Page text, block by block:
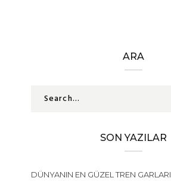
ARA
SON YAZILAR
DÜNYANIN EN GÜZEL TREN GARLARI